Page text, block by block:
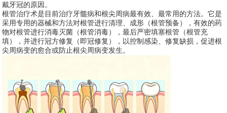
戴牙冠的原因。
根管治疗术是目前治疗牙髓病和根尖周病最有效、最常用的方法。它是
采用专用的器械和方法对根管进行清理、成形（根管预备），有效的药
物对根管进行消毒灭菌（根管消毒），最后严密填塞根管（根管充
填），并进行冠方修复（即冠修复），以控制感染、修复缺损，促进根
尖周病变的愈合或防止根尖周病变发生。